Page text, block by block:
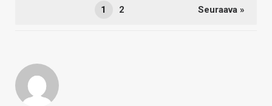
1 2 Seuraava »